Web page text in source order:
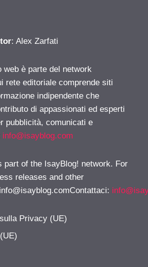
: Alex Zarfati
web è parte del network
rete editoriale comprende siti
indipendente che
di appassionati ed esperti
pubblicità, comunicati e
info@isayblog.com
part of the IsayBlog! network. For
releases and other
info@isayblog.comContattaci:
Privacy (UE)